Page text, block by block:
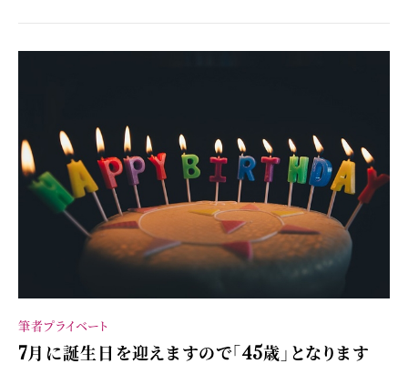
筆者プライベート
7月に誕生日を迎えますので「45歳」となります